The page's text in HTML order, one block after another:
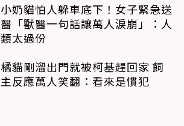
小奶貓怕人躲車底下！女子緊急送
醫「獸醫一句話讓萬人淚崩」：人
類太過份
橘貓剛溜出門就被柯基趕回家 飼
主反應萬人笑翻：看來是慣犯